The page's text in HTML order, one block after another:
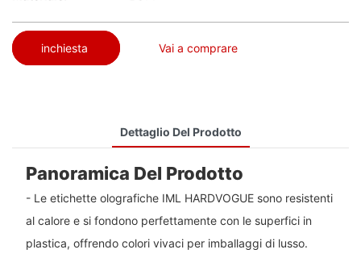
inchiesta Vai a comprare
Dettaglio Del Prodotto
Panoramica Del Prodotto
- Le etichette olografiche IML HARDVOGUE sono resistenti
al calore e si fondono perfettamente con le superfici in
plastica, offrendo colori vivaci per imballaggi di lusso.